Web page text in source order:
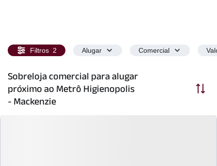
Filtros 2 Alugar Comercial
Sobreloja comercial para alugar
próximo ao Metrô Higienopolis
- Mackenzie
Ordenar